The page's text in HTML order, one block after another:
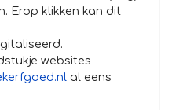
Erop klikken kan dit
websites
al eens